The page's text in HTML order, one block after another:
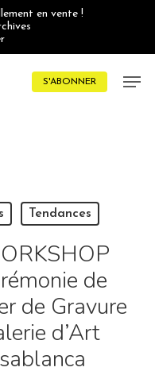
en vente !
S'ABONNER
Tendances
de
de Gravure
d’Art